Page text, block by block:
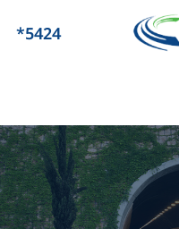
*5424